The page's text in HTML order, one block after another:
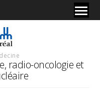
radio-oncologie et